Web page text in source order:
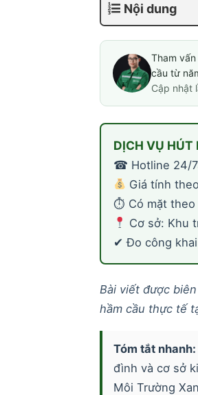
Nội dung
Tham
cầu từ
Cập nhật
DỊCH VỤ HÚT
☎ Hotline 24/
Giá tính
⏱ Có mặt theo
Cơ sở: Khu
✔ Đo công
Bài viết được
hầm cầu thực tế
Tóm tắt nhanh:
đình và cơ sở
Môi Trường